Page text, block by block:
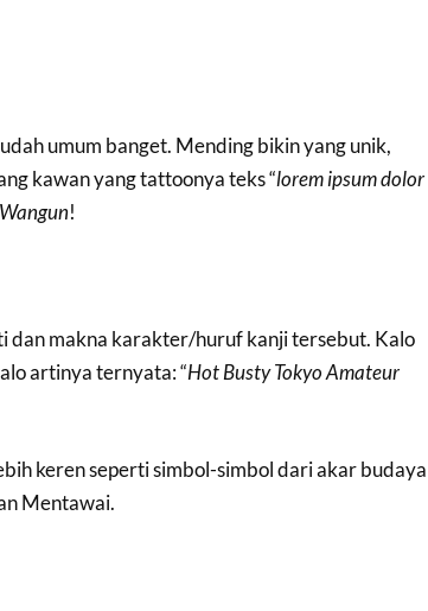
umum banget. Mending bikin yang unik,
kawan yang tattoonya teks “lorem ipsum dolor
Wangun!
dan makna karakter/huruf kanji tersebut. Kalo
artinya ternyata: “Hot Busty Tokyo Amateur
keren seperti simbol-simbol dari akar budaya
Mentawai.